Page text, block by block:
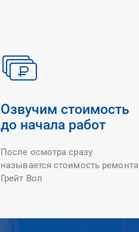
Озвучим стоимость
до начала работ
После осмотра сразу
называется стоимость ремонта
Грейт Вол